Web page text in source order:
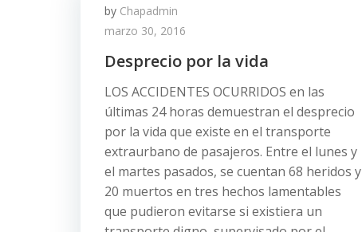
by Chapadmin
marzo 30, 2016
Desprecio por la vida
LOS ACCIDENTES OCURRIDOS en las
últimas 24 horas demuestran el desprecio
por la vida que existe en el transporte
extraurbano de pasajeros. Entre el lunes y
el martes pasados, se cuentan 68 heridos y
20 muertos en tres hechos lamentables
que pudieron evitarse si existiera un